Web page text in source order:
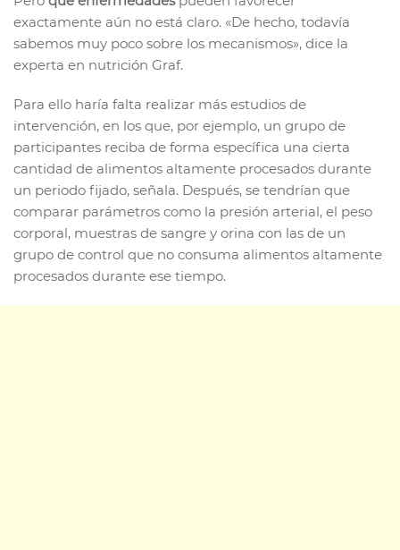
exactamente aún no está claro. «De hecho, todavía
sabemos muy poco sobre los mecanismos», dice la
experta en nutrición Graf.
Para ello haría falta realizar más estudios de
intervención, en los que, por ejemplo, un grupo de
participantes reciba de forma específica una cierta
cantidad de alimentos altamente procesados durante
un periodo fijado, señala. Después, se tendrían que
comparar parámetros como la presión arterial, el peso
corporal, muestras de sangre y orina con las de un
grupo de control que no consuma alimentos altamente
procesados durante ese tiempo.